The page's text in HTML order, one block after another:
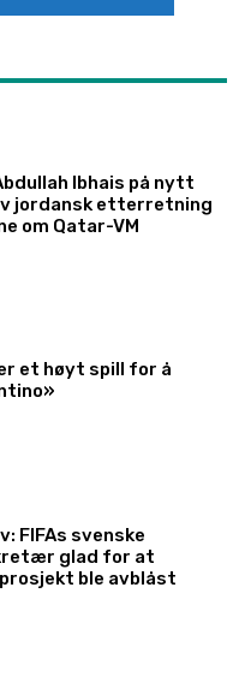
Ibhais på nytt
jordansk etterretning
om Qatar-VM
et høyt spill for å
FIFAs svenske
glad for at
ble avblåst